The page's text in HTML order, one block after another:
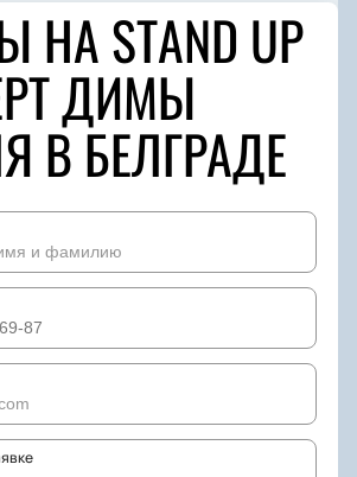
НА STAND UP
ДИМЫ
В БЕЛГРАДЕ